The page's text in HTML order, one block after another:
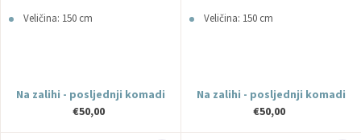
Veličina: 150 cm
Na zalihi - posljednji komadi
€50,00
Veličina: 150 cm
Na zalihi - posljednji komadi
€50,00